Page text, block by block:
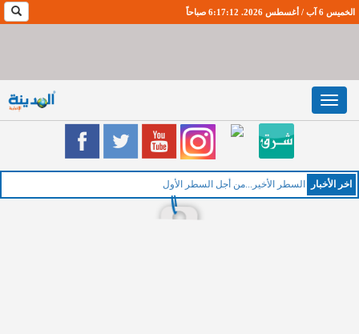
الخميس 6 آب / أغسطس 2026. 6:17:13 صباحاً
Toggle
navigation
اخر اﻷخبار السطر الأخير...من أجل السطر الأول